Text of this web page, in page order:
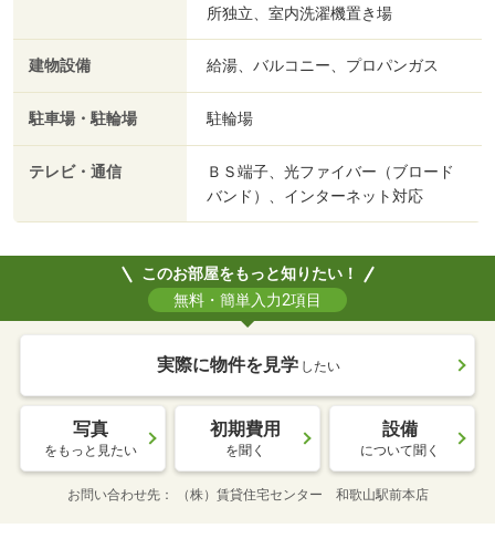
所独立、室内洗濯機置き場
建物設備 給湯、バルコニー、プロパンガス
駐車場・駐輪場 駐輪場
テレビ・通信
ＢＳ端子、光ファイバー（ブロード
バンド）、インターネット対応
このお部屋をもっと知りたい！
無料・簡単入力2項目
実際に物件を見学 したい
写真
をもっと見たい
初期費用
を聞く
設備
について聞く
お問い合わせ先 （株）賃貸住宅センター 和歌山駅前本店